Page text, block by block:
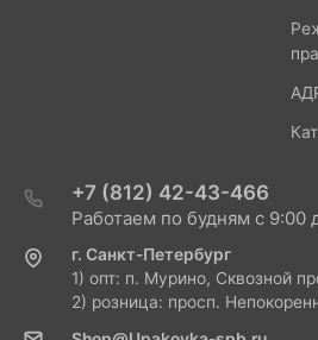
+7 (812) 42-43-466
Работаем по будням с 9:00
г. Санкт-Петербург
1) опт: п. Мурино, Сквозной
2) розница: просп.